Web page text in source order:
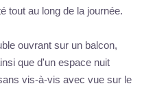
tout au long de la journée.
ouvrant sur un balcon,
que d'un espace nuit
vis-à-vis avec vue sur le